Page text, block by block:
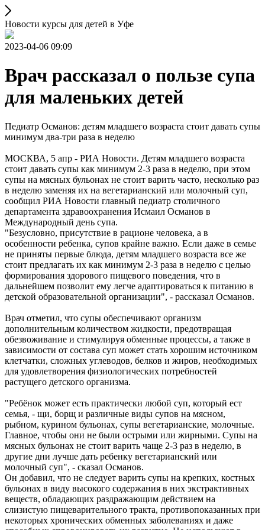
Новости курсы для детей в Уфе
2023-04-06 09:09
Врач рассказал о пользе супа
для маленьких детей
Педиатр Османов: детям младшего возраста стоит давать супы
минимум два-три раза в неделю
МОСКВА, 5 апр - РИА Новости. Детям младшего возраста
стоит давать супы как минимум 2-3 раза в неделю, при этом
супы на мясных бульонах не стоит варить часто, несколько раз
в неделю заменяя их на вегетарианский или молочный суп,
сообщил РИА Новости главный педиатр столичного
департамента здравоохранения Исмаил Османов в
Международный день супа.
"Безусловно, присутствие в рационе человека, а в
особенности ребенка, супов крайне важно. Если даже в семье
не приняты первые блюда, детям младшего возраста все же
стоит предлагать их как минимум 2-3 раза в неделю с целью
формирования здорового пищевого поведения, что в
дальнейшем позволит ему легче адаптироваться к питанию в
детской образовательной организации", - рассказал Османов.
Врач отметил, что супы обеспечивают организм
дополнительным количеством жидкости, предотвращая
обезвоживание и стимулируя обменные процессы, а также в
зависимости от состава суп может стать хорошим источником
клетчатки, сложных углеводов, белков и жиров, необходимых
для удовлетворения физиологических потребностей
растущего детского организма.
"Ребёнок может есть практически любой суп, который ест
семья, - щи, борщ и различные виды супов на мясном,
рыбном, курином бульонах, супы вегетарианские, молочные.
Главное, чтобы они не были острыми или жирными. Супы на
мясных бульонах не стоит варить чаще 2-3 раз в неделю, в
другие дни лучше дать ребенку вегетарианский или
молочный суп", - сказал Османов.
Он добавил, что не следует варить супы на крепких, костных
бульонах в виду высокого содержания в них экстрактивных
веществ, обладающих раздражающим действием на
слизистую пищеварительного тракта, противопоказанных при
некоторых хронических обменных заболеваниях и даже